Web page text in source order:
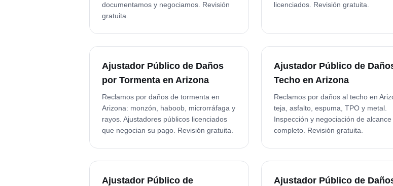
documentamos y negociamos. Revisión
gratuita.
licenciados. Revisión gratuita.
Ajustador Público de Daños
por Tormenta en Arizona
Reclamos por daños de tormenta en
Arizona: monzón, haboob, microrráfaga y
rayos. Ajustadores públicos licenciados
que negocian su pago. Revisión gratuita.
Ajustador Público de
Techo en Arizona
Reclamos por daños al techo en
teja, asfalto, espuma, TPO y metal.
Inspección y negociación de alcance
completo. Revisión gratuita.
Ajustador Público de
Ajustador Público de